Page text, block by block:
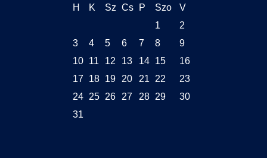
H K Sz Cs P Szo
V
1
2
3
4 5 6 7 8
9
10
11 12 13 14 15
16
17
18 19 20 21 22
23
24
25 26 27 28 29
30
31